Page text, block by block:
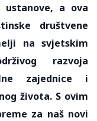
ustanove, a ova
društvene
na svjetskim
razvoja
zajednice i
života. S ovim
za naš novi